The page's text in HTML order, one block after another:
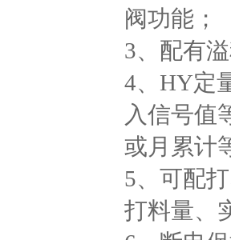
阀功能；
3、配有
4、HY定
入信号值
或月累计
5、可配
打料量、